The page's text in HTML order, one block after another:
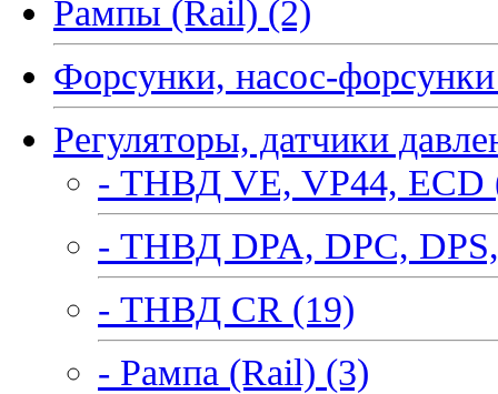
Рампы (Rail) (2)
Форсунки, насос-
Регуляторы, датчики
- ТНВД VE, VP44, ECD
- ТНВД DPA, DPC,
- ТНВД CR (19)
- Рампа (Rail) (3)